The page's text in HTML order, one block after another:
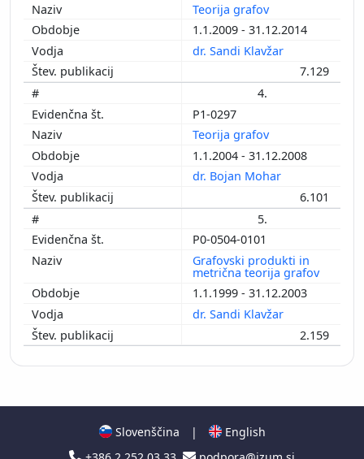
Teorija grafov
1.1.2009 - 31.12.2014
dr. Sandi Klavžar
7.129
4.
P1-0297
Teorija grafov
1.1.2004 - 31.12.2008
dr. Bojan Mohar
6.101
5.
P0-0504-0101
Grafovski produkti in
metrična teorija grafov
1.1.1999 - 31.12.2003
dr. Sandi Klavžar
2.159
Slovenščina |
English